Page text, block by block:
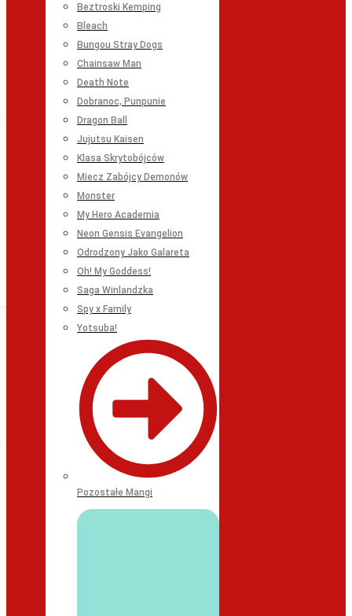
Beztroski Kemping
Bleach
Bungou Stray Dogs
Chainsaw Man
Death Note
Dobranoc, Punpunie
Dragon Ball
Jujutsu Kaisen
Klasa Skrytobójców
Miecz Zabójcy Demonów
Monster
My Hero Academia
Neon Gensis Evangelion
Odrodzony Jako Galareta
Oh! My Goddess!
Saga Winlandzka
Spy x Family
Yotsuba!
Pozostałe Mangi